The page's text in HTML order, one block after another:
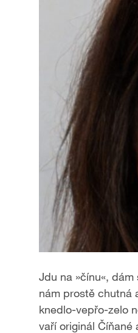
Jdu na »čínu«,
nám prostě chutná
knedlo-vepřo-zelo
vaří originál Číňané